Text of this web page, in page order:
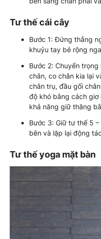
Tư thế cái cây
Bước 1: Đứng thẳng
khuỷu tay bẻ rộng
Bước 2: Chuyển
chân, co chân kia lại
chân trụ, đầu gối
độ khó bằng cách
khả năng giữ thăng
Bước 3: Giữ tư thế 5
bên và lặp lại động
Tư thế yoga mặt bàn